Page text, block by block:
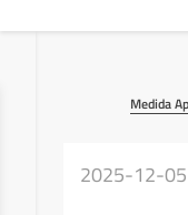
Medida
2025-12-05